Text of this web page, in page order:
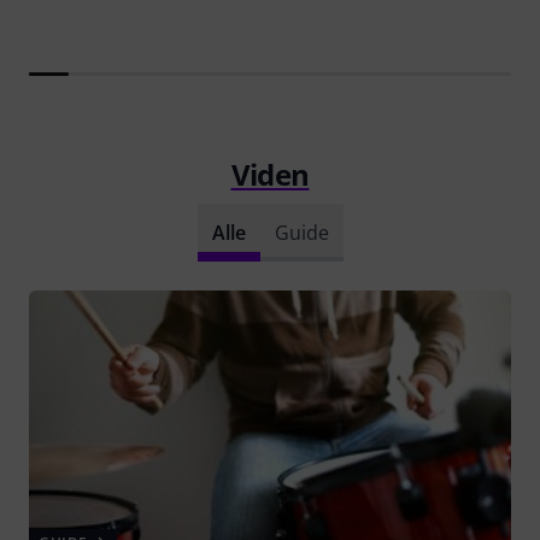
Viden
Alle Guide